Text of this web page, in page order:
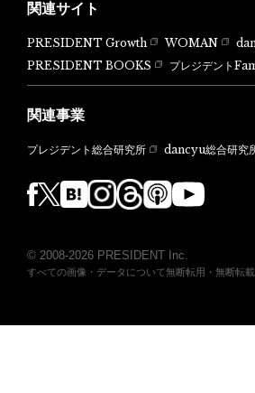
関連サイト
PRESIDENT Growth WOMAN
PRESIDENT BOOKS
プレジデント
関連事業
プレジデント総合研究所 dancyu総合研究
© 2008-2026 PRESIDENT Inc.
すべての画像・データについて無断転用・無断転載